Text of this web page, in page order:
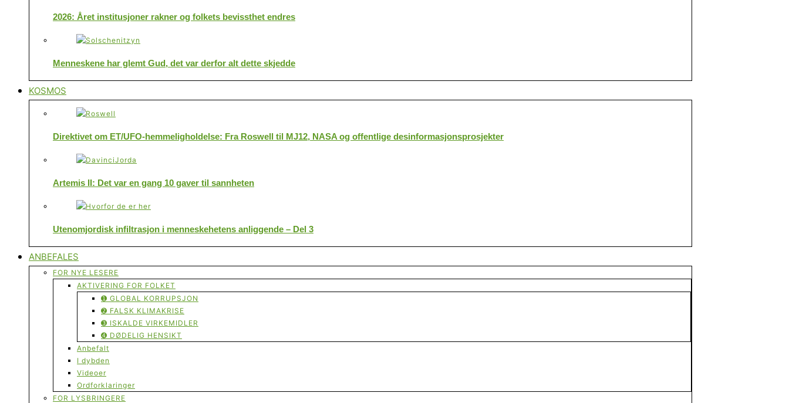
2026: Året institusjoner rakner og folkets bevissthet endres
Menneskene har glemt Gud, det var derfor alt dette skjedde
KOSMOS
Direktivet om ET/UFO-hemmeligholdelse: Fra Roswell til MJ12, NASA og offentlige desinformasjonsprosjekter
Artemis II: Det var en gang 10 gaver til sannheten
Utenomjordisk infiltrasjon i menneskehetens anliggende – Del 3
ANBEFALES
FOR NYE LESERE
AKTIVERING FOR FOLKET
➊ GLOBAL KORRUPSJON
➋ FALSK KLIMAKRISE
➌ ISKALDE VIRKEMIDLER
➍ DØDELIG HENSIKT
Anbefalt
I dybden
Videoer
Ordforklaringer
FOR LYSBRINGERE